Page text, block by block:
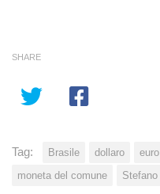
SHARE
Tag: Brasile dollaro euro
moneta del comune